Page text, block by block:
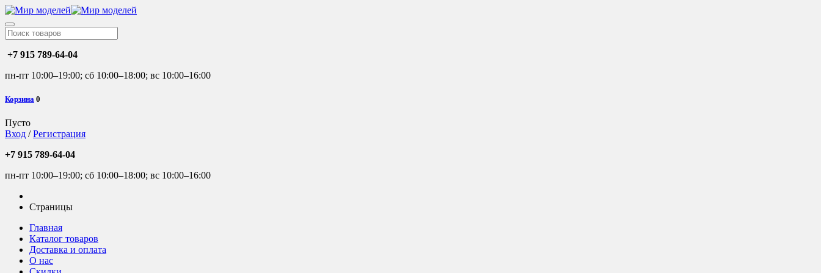
+7 915 789-64-04
пн-пт 10:00–19:00; сб 10:00–18:00; вс 10:00–16:00
Корзина 0
Пусто
Вход /Регистрация
+7 915 789-64-04
пн-пт 10:00–19:00; сб 10:00–18:00; вс 10:00–16:00
Страницы
Главная
Каталог товаров
Доставка и оплата
О нас